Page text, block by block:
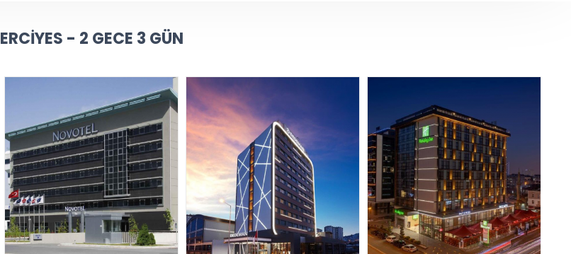
ERCIYES - 2 GECE 3 GÜN